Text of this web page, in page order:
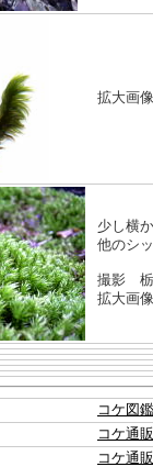
拡大画
少し横
他のシ
撮影 栃
拡大画
コケ図
コケ通
コケ通